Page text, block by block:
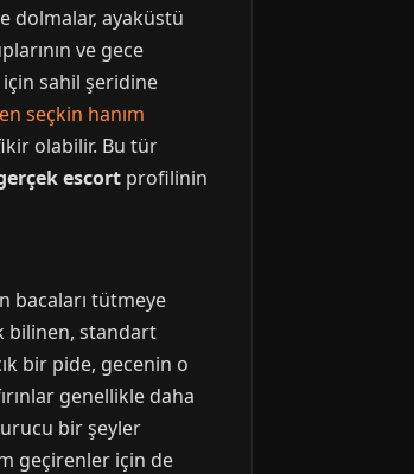
dolmalar, ayaküstü
ve gece
sahil şeridine
seçkin hanım
olabilir. Bu tür
escort profilinin
bacaları tütmeye
bilinen, standart
bir pide, gecenin o
genellikle daha
bir şeyler
geçirenler için de